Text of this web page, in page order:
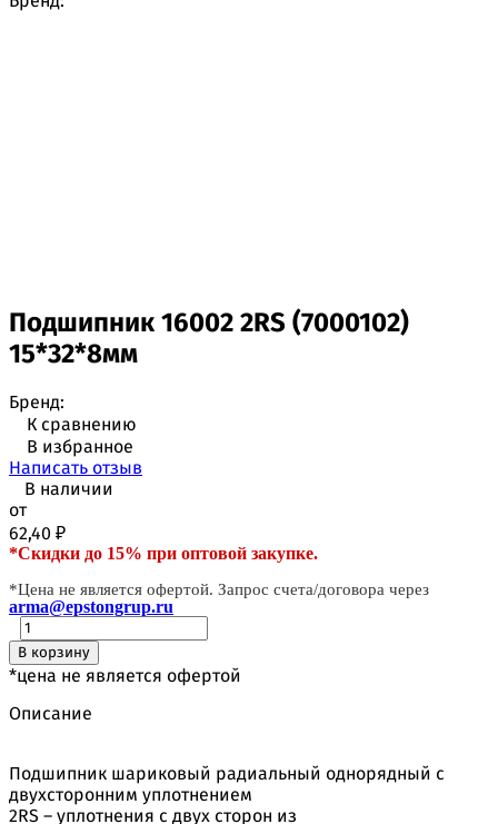
Подшипник 16002 2RS (7000102)
15*32*8мм
Бренд:
К сравнению
В избранное
Написать отзыв
В наличии
от
62,40 ₽
*Скидки до 15% при оптовой закупке.
*Цена не является офертой. Запрос счета/договора через
arma@epstongrup.ru
В корзину
*цена не является офертой
Описание
Подшипник шариковый радиальный однорядный с
двухсторонним уплотнением
2RS – уплотнения с двух сторон из